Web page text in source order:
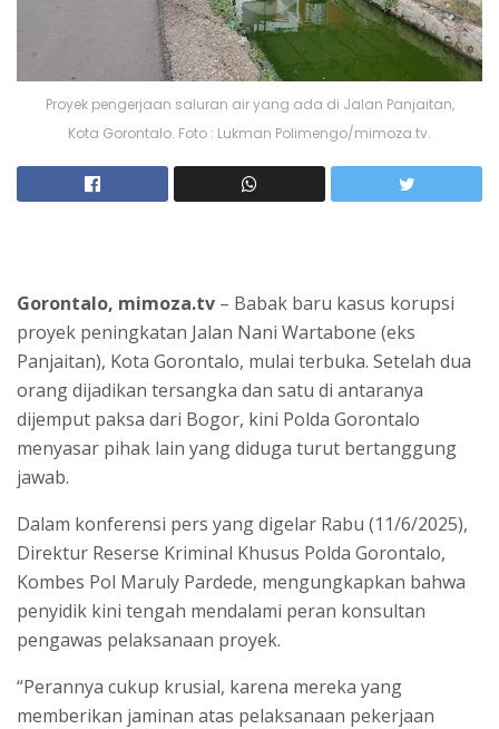
Proyek pengerjaan saluran air yang ada di Jalan Panjaitan,
Kota Gorontalo. Foto : Lukman Polimengo/mimoza.tv.
Gorontalo, mimoza.tv – Babak baru kasus korupsi
proyek peningkatan Jalan Nani Wartabone (eks
Panjaitan), Kota Gorontalo, mulai terbuka. Setelah dua
orang dijadikan tersangka dan satu di antaranya
dijemput paksa dari Bogor, kini Polda Gorontalo
menyasar pihak lain yang diduga turut bertanggung
jawab.
Dalam konferensi pers yang digelar Rabu (11/6/2025),
Direktur Reserse Kriminal Khusus Polda Gorontalo,
Kombes Pol Maruly Pardede, mengungkapkan bahwa
penyidik kini tengah mendalami peran konsultan
pengawas pelaksanaan proyek.
“Perannya cukup krusial, karena mereka yang
memberikan jaminan atas pelaksanaan pekerjaan